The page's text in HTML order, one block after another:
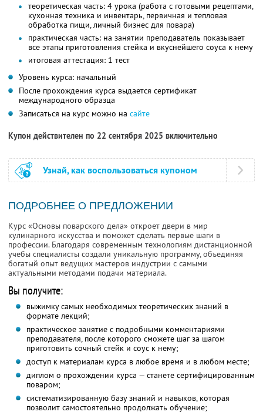
теоретическая часть: 4 урока (работа с готовыми рецептами,
кухонная техника и инвентарь, первичная и тепловая
обработка пищи, личный бизнес для повара)
практическая часть: на занятии преподаватель показывает
все этапы приготовления стейка и вкуснейшего соуса к нему
итоговая аттестация: 1 тест
Уровень курса: начальный
После прохождения курса выдается сертификат
международного образца
Записаться на курс можно на сайте
Купон действителен по 22 сентября 2025 включительно
Узнай, как воспользоваться купоном
ПОДРОБНЕЕ О ПРЕДЛОЖЕНИИ
Курс «Основы поварского дела» откроет двери в мир
кулинарного искусства и поможет сделать первые шаги в
профессии. Благодаря современным технологиям дистанционной
учебы специалисты создали уникальную программу, объединяя
богатый опыт ведущих мастеров индустрии с самыми
актуальными методами подачи материала.
Вы получите:
выжимку самых необходимых теоретических знаний в
формате лекций;
практическое занятие с подробными комментариями
преподавателя, после которого сможете шаг за шагом
приготовить сочный стейк и соус к нему;
доступ к материалам курса в любое время и в любом месте;
диплом о прохождении курса — станете сертифицированным
поваром;
систематизированную базу знаний и навыков, которая
позволит самостоятельно продолжать обучение;